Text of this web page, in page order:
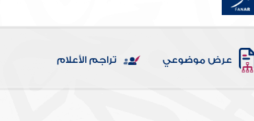
عرض موضوعي تراجم الأعلام